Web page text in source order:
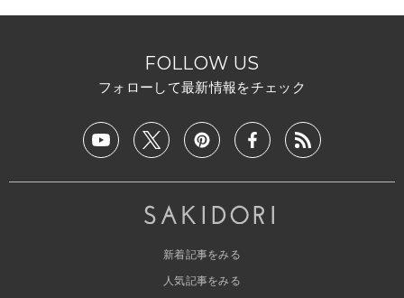
FOLLOW US
フォローして最新情報をチェック
新着記事をみる
人気記事をみる